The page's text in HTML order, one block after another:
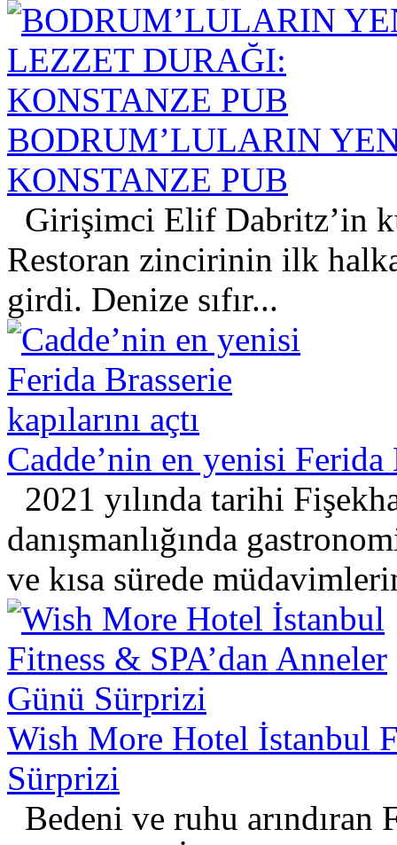
BODRUM’LULARIN
KONSTANZE PUB
Girişimci Elif Dabritz’in
Restoran zincirinin ilk
girdi. Denize sıfır...
Cadde’nin en yenisi Ferida
2021 yılında tarihi
danışmanlığında
ve kısa sürede
Wish More Hotel İstanbul
Sürprizi
Bedeni ve ruhu